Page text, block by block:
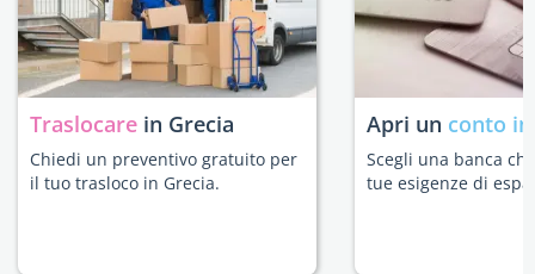
Traslocare in Grecia
Chiedi un preventivo gratuito per
il tuo trasloco in Grecia.
Apri un conto
Scegli una banca
tue esigenze di